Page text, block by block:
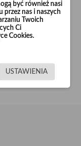
być również nasi
nas i naszych
Twoich
Ci
Cookies.
USTAWIENIA